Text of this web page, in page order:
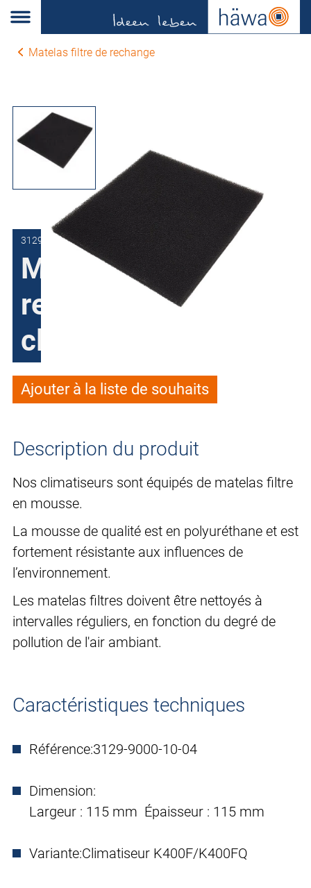
Matelas filtre de rechange
3129-9000-10-04
Matelas filtre de
rechange pour
climatiseurs
Ajouter à la liste de souhaits
Description du produit
Nos climatiseurs sont équipés de matelas filtre
en mousse.
La mousse de qualité est en polyuréthane et est
fortement résistante aux influences de
l’environnement.
Les matelas filtres doivent être nettoyés à
intervalles réguliers, en fonction du degré de
pollution de l'air ambiant.
Caractéristiques techniques
Référence:3129-9000-10-04
Dimension:
Largeur : 115 mm Épaisseur : 115 mm
Variante:Climatiseur K400F/K400FQ